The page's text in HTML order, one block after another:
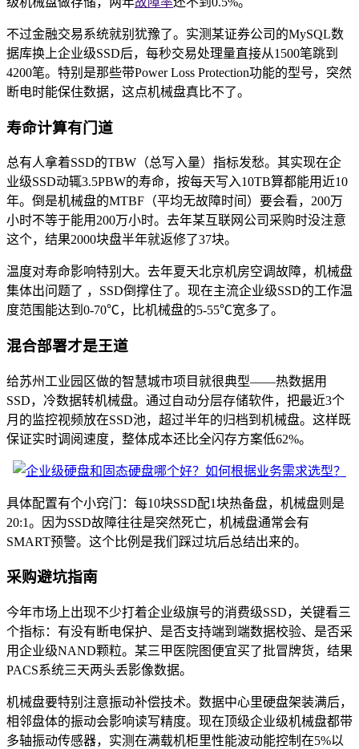
不过金融交易系统就别犹豫了。实测某证券公司的MySQL数
据库换上企业级SSD后，每秒交易处理量直接从1500笔跳到
4200笔。特别是那些带Power Loss Protection功能的型号，突然
断电时能保住数据，这点机械盘真比不了。
寿命计算有门道
总有人拿着SSD的TBW（总写入量）指标发愁。其实现在企
业级SSD动辄3.5PBW的寿命，按每天写入10TB算都能用近10
年。倒是机械盘的MTBF（平均无故障时间）要会看，200万
小时不等于能用200万小时。去年某互联网公司采购时没注意
这个，结果2000块盘半年就返修了37块。
温度对寿命影响特别大。去年夏天北京机房空调故障，机械盘
集体出问题了 ，SSD倒撑住了。现在主流企业级SSD的工作温
度范围能达到0-70℃，比机械盘的5-55℃宽多了。
混合部署才是王道
给苏州工业园区做的智慧城市项目就很典型——热数据用
SSD，冷数据转机械盘。通过自动分层存储软件，把最近3个
月的监控视频放在SSD池，超过半年的归档到机械盘。这样既
保证实时调阅速度，整体成本还比全闪存方案低62%。
具体配置有个小窍门：每10块SSD配1块热备盘，机械盘则是
20:1。因为SSD故障往往是突然死亡，机械盘通常会有
SMART预警。这个比例是我们踩过坑后总结出来的。
采购避坑指南
今年市场上出现不少打着企业级旗号的消费级SSD，关键看三
个指标：有没有断电保护、是否支持端到端数据校验、是否采
用企业级NAND颗粒。某三甲医院图便宜买了批冒牌货，结果
PACS系统三天两头丢影像数据。
机械盘要特别注意振动补偿技术。数据中心里硬盘架装满后，
相邻盘体的振动会影响读写精度。现在顶级企业级机械盘都带
多轴振动传感器，实测在满载机柜里性能波动能控制在5%以